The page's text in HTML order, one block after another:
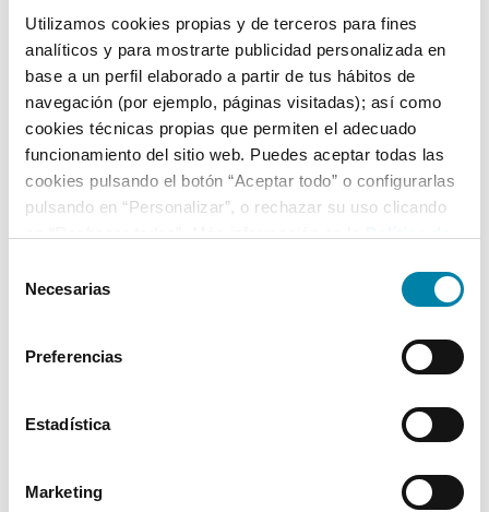
Utilizamos cookies propias y de terceros para fines
analíticos y para mostrarte publicidad personalizada en
base a un perfil elaborado a partir de tus hábitos de
navegación (por ejemplo, páginas visitadas); así como
cookies técnicas propias que permiten el adecuado
funcionamiento del sitio web. Puedes aceptar todas las
cookies pulsando el botón “Aceptar todo” o configurarlas
pulsando en “Personalizar”, o rechazar su uso clicando
Necesarias
Preferencias
Estadística
Marketing